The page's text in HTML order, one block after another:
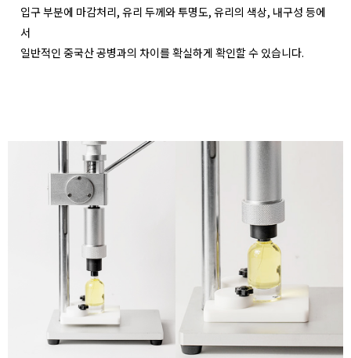
입구 부분에 마감처리, 유리 두께와 투명도, 유리의 색상, 내구성 등에
서
일반적인 중국산 공병과의 차이를 확실하게 확인할 수 있습니다.